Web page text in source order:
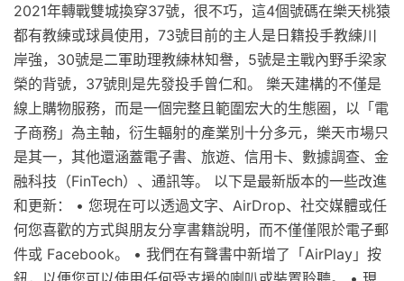
2021年轉戰雙城換穿37號，很不巧，這4個號碼在樂天桃猿
都有教練或球員使用，73號目前的主人是日籍投手教練川
岸強，30號是二軍助理教練林知譽，5號是主戰內野手梁家
榮的背號，37號則是先發投手曾仁和。 樂天建構的不僅是
線上購物服務，而是一個完整且範圍宏大的生態圈，以「電
子商務」為主軸，衍生輻射的產業別十分多元，樂天市場只
是其一，其他還涵蓋電子書、旅遊、信用卡、數據調查、金
融科技（FinTech）、通訊等。 以下是最新版本的一些改進
和更新： • 您現在可以透過文字、AirDrop、社交媒體或任
何您喜歡的方式與朋友分享書籍說明，而不僅僅限於電子郵
件或 Facebook。 • 我們在有聲書中新增了「AirPlay」按